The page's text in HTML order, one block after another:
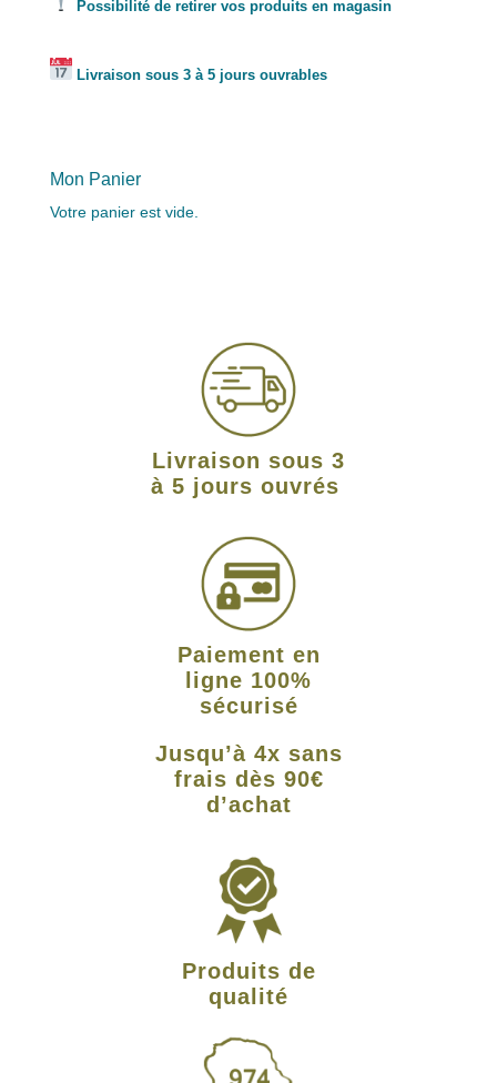
Possibilité de retirer vos produits en magasin
Livraison sous 3 à 5 jours ouvrables
Mon Panier
Votre panier est vide.
Livraison sous 3
à 5 jours ouvrés
Paiement en
ligne 100%
sécurisé
Jusqu’à 4x sans
frais dès 90€
d’achat
Produits de
qualité